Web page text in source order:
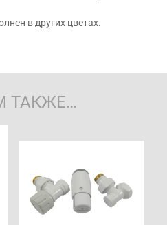
в других цветах.
ТАКЖЕ…